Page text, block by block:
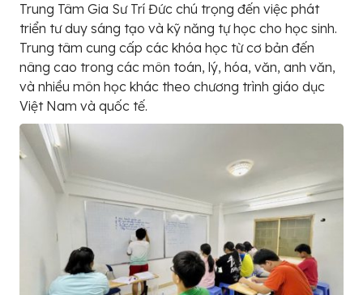
Trung Tâm Gia Sư Trí Đức chú trọng đến việc phát
triển tư duy sáng tạo và kỹ năng tự học cho học sinh.
Trung tâm cung cấp các khóa học từ cơ bản đến
nâng cao trong các môn toán, lý, hóa, văn, anh văn,
và nhiều môn học khác theo chương trình giáo dục
Việt Nam và quốc tế.